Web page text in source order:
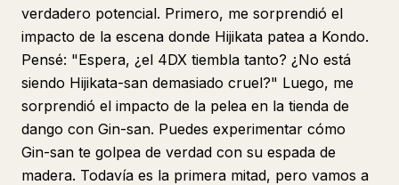
verdadero potencial. Primero, me sorprendió el
impacto de la escena donde Hijikata patea a Kondo.
Pensé: "Espera, ¿el 4DX tiembla tanto? ¿No está
siendo Hijikata-san demasiado cruel?" Luego, me
sorprendió el impacto de la pelea en la tienda de
dango con Gin-san. Puedes experimentar cómo
Gin-san te golpea de verdad con su espada de
madera. Todavía es la primera mitad, pero vamos a